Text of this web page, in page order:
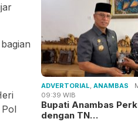
ADVERTORIAL,ANAMBAS
09:39 WIB
Bupati Anambas
dengan TN…